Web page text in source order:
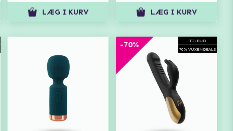
LÆG I KURV LÆG I KURV
TILBUD
70% VUXENDEALS
-70%